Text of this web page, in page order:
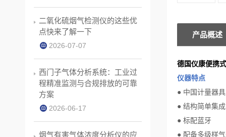
产品概述
德国仪康便携
仪器特点
● 中国计量器
● 结构简单集
● 标配蓝牙
● 配备多级样
二氧化硫烟气检测仪的这些优
点快来了解一下
2026-07-07
西门子气体分析系统：工业过
程精准监测与合规排放的可靠
方案
2026-06-17
烟气有害气体浓度分析仪的应